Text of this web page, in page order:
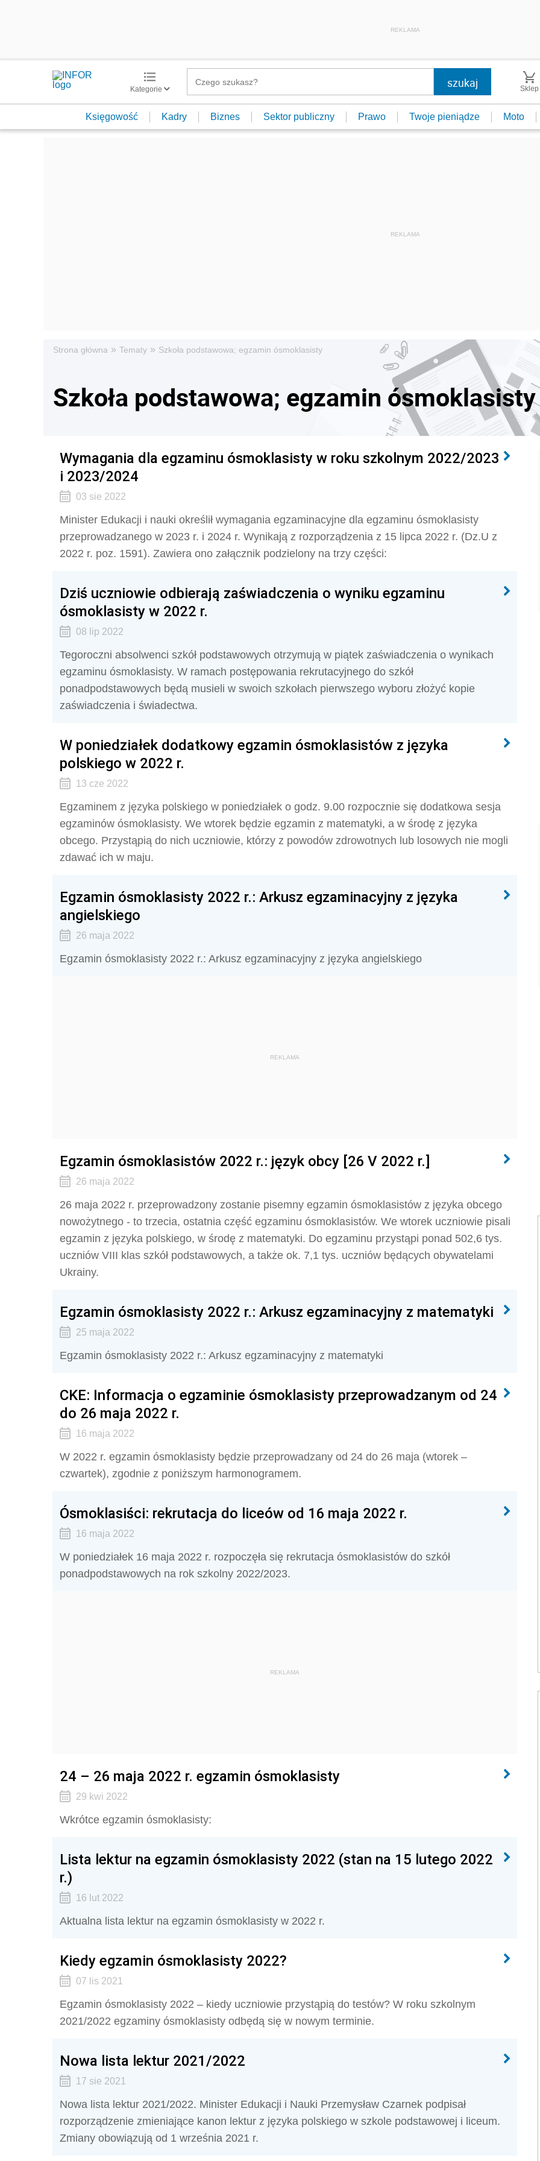
REKLAMA
Kategorie Sklep
Księgowość Kadry Biznes Sektor publiczny Prawo Twoje pieniądze Moto
Strona główna » Tematy » Szkoła podstawowa; egzamin ósmoklasisty
Szkoła podstawowa; egzamin ósmoklasisty
Wymagania dla egzaminu ósmoklasisty w roku szkolnym 2022/2023
i 2023/2024
03 sie 2022
Minister Edukacji i nauki określił wymagania egzaminacyjne dla egzaminu ósmoklasisty
przeprowadzanego w 2023 r. i 2024 r. Wynikają z rozporządzenia z 15 lipca 2022 r. (Dz.U z
2022 r. poz. 1591). Zawiera ono załącznik podzielony na trzy części:
Dziś uczniowie odbierają zaświadczenia o wyniku egzaminu
ósmoklasisty w 2022 r.
08 lip 2022
Tegoroczni absolwenci szkół podstawowych otrzymują w piątek zaświadczenia o wynikach
egzaminu ósmoklasisty. W ramach postępowania rekrutacyjnego do szkół
ponadpodstawowych będą musieli w swoich szkołach pierwszego wyboru złożyć kopie
zaświadczenia i świadectwa.
W poniedziałek dodatkowy egzamin ósmoklasistów z języka
polskiego w 2022 r.
13 cze 2022
Egzaminem z języka polskiego w poniedziałek o godz. 9.00 rozpocznie się dodatkowa sesja
egzaminów ósmoklasisty. We wtorek będzie egzamin z matematyki, a w środę z języka
obcego. Przystąpią do nich uczniowie, którzy z powodów zdrowotnych lub losowych nie mogli
zdawać ich w maju.
Egzamin ósmoklasisty 2022 r.: Arkusz egzaminacyjny z języka
angielskiego
26 maja 2022
Egzamin ósmoklasisty 2022 r.: Arkusz egzaminacyjny z języka angielskiego
REKLAMA
Egzamin ósmoklasistów 2022 r.: język obcy [26 V 2022 r.]
26 maja 2022
26 maja 2022 r. przeprowadzony zostanie pisemny egzamin ósmoklasistów z języka obcego
nowożytnego - to trzecia, ostatnia część egzaminu ósmoklasistów. We wtorek uczniowie pisali
egzamin z języka polskiego, w środę z matematyki. Do egzaminu przystąpi ponad 502,6 tys.
uczniów VIII klas szkół podstawowych, a także ok. 7,1 tys. uczniów będących obywatelami
Ukrainy.
Egzamin ósmoklasisty 2022 r.: Arkusz egzaminacyjny z matematyki
25 maja 2022
Egzamin ósmoklasisty 2022 r.: Arkusz egzaminacyjny z matematyki
CKE: Informacja o egzaminie ósmoklasisty przeprowadzanym od 24
do 26 maja 2022 r.
16 maja 2022
W 2022 r. egzamin ósmoklasisty będzie przeprowadzany od 24 do 26 maja (wtorek –
czwartek), zgodnie z poniższym harmonogramem.
Ósmoklasiści: rekrutacja do liceów od 16 maja 2022 r.
16 maja 2022
W poniedziałek 16 maja 2022 r. rozpoczęła się rekrutacja ósmoklasistów do szkół
ponadpodstawowych na rok szkolny 2022/2023.
REKLAMA
24 – 26 maja 2022 r. egzamin ósmoklasisty
29 kwi 2022
Wkrótce egzamin ósmoklasisty:
Lista lektur na egzamin ósmoklasisty 2022 (stan na 15 lutego 2022
r.)
16 lut 2022
Aktualna lista lektur na egzamin ósmoklasisty w 2022 r.
Kiedy egzamin ósmoklasisty 2022?
07 lis 2021
Egzamin ósmoklasisty 2022 – kiedy uczniowie przystąpią do testów? W roku szkolnym
2021/2022 egzaminy ósmoklasisty odbędą się w nowym terminie.
Nowa lista lektur 2021/2022
17 sie 2021
Nowa lista lektur 2021/2022. Minister Edukacji i Nauki Przemysław Czarnek podpisał
rozporządzenie zmieniające kanon lektur z języka polskiego w szkole podstawowej i liceum.
Zmiany obowiązują od 1 września 2021 r.